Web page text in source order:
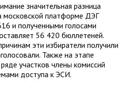
значительная разница
платформе ДЭГ
и полученными голосами
56 420 бюллетеней.
эти избиратели получили
Также на этапе
участков члены комиссий
доступа к ЭСИ.